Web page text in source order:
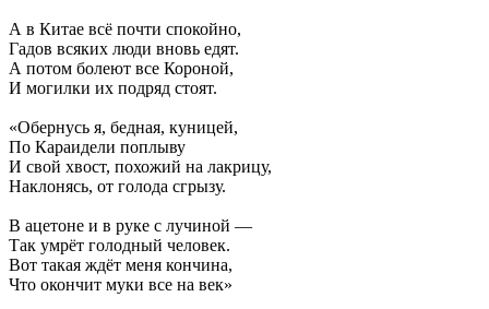
А в Китае всё почти спокойно,
Гадов всяких люди вновь едят.
А потом болеют все Короной,
И могилки их подряд стоят.
«Обернусь я, бедная, куницей,
По Караидели поплыву
И свой хвост, похожий на лакрицу,
Наклонясь, от голода сгрызу.
В ацетоне и в руке с лучиной —
Так умрёт голодный человек.
Вот такая ждёт меня кончина,
Что окончит муки все на век»